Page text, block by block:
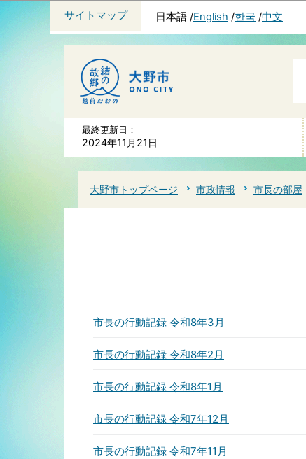
サイトマップ 日本語 English 한국 中文
最終更新日：
2024年11月21日
大野市トップページ 市政情報 市長の部屋
市長の行動記録 令和8年3月
市長の行動記録 令和8年2月
市長の行動記録 令和8年1月
市長の行動記録 令和7年12月
市長の行動記録 令和7年11月